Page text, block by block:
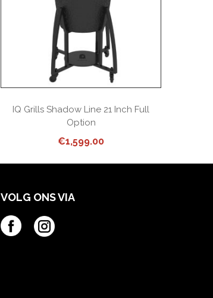
IQ Grills Shadow Line 21 Inch Full
Option
€1,599.00
VOLG ONS VIA